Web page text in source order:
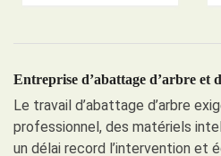
Entreprise d’abattage d’arbre et
Le travail d’abattage d’arbre
professionnel, des matériels
un délai record l’intervention et